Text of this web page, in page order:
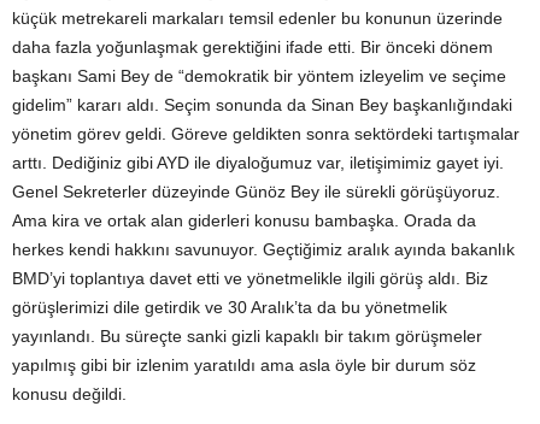
küçük metrekareli markaları temsil edenler bu konunun üzerinde
daha fazla yoğunlaşmak gerektiğini ifade etti. Bir önceki dönem
başkanı Sami Bey de “demokratik bir yöntem izleyelim ve seçime
gidelim” kararı aldı. Seçim sonunda da Sinan Bey başkanlığındaki
yönetim görev geldi. Göreve geldikten sonra sektördeki tartışmalar
arttı. Dediğiniz gibi AYD ile diyaloğumuz var, iletişimimiz gayet iyi.
Genel Sekreterler düzeyinde Günöz Bey ile sürekli görüşüyoruz.
Ama kira ve ortak alan giderleri konusu bambaşka. Orada da
herkes kendi hakkını savunuyor. Geçtiğimiz aralık ayında bakanlık
BMD’yi toplantıya davet etti ve yönetmelikle ilgili görüş aldı. Biz
görüşlerimizi dile getirdik ve 30 Aralık’ta da bu yönetmelik
yayınlandı. Bu süreçte sanki gizli kapaklı bir takım görüşmeler
yapılmış gibi bir izlenim yaratıldı ama asla öyle bir durum söz
konusu değildi.